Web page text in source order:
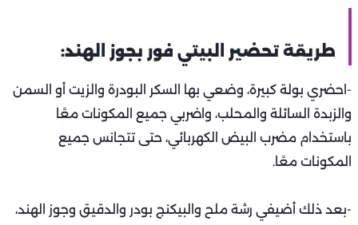
طريقة تحضير البيتي فور بجوز الهند:
-احضري بولة كبيرة، وضعي بها السكر البودرة والزيت أو السمن
والزبدة السائلة والمحلب، واضربي جميع المكونات معًا
باستخدام مضرب البيض الكهربائي، حتى تتجانس جميع
المكونات معًا.
-بعد ذلك أضيفي رشة ملح والبيكنج بودر والدقيق وجوز الهند،